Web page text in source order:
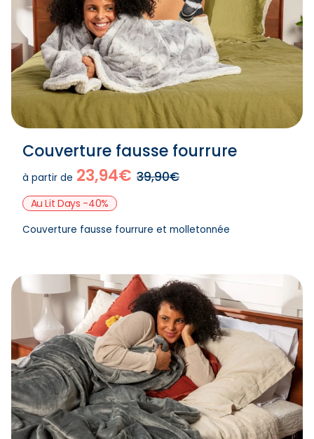
à partir de 23,94€ 39,90€
Couverture fausse fourrure
Au Lit Days -40%
Couverture fausse fourrure et molletonnée